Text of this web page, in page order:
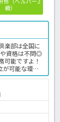
級）
楽部は全国に
資格は不問◎
可能ですよ！
可能な環境
65歳以降も
気になる方は
ムでの介護業
＞